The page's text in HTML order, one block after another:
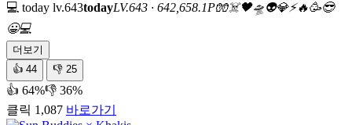
💻 today lv.643todayLV.643 · 642,658.1P🧤☠️🖤🛸👽💎⚡🔥🥳😎
😀💻
더보기
👍 44 👎 25
👍 64%👎 36%
클릭 1,087 바로가기